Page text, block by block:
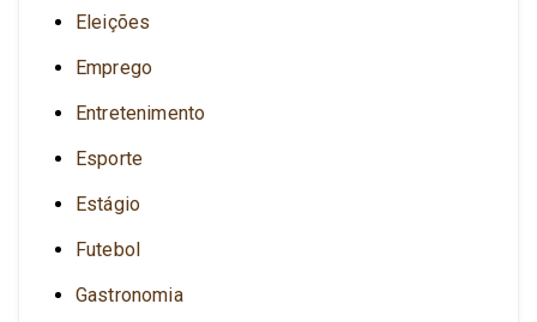
Eleições
Emprego
Entretenimento
Esporte
Estágio
Futebol
Gastronomia